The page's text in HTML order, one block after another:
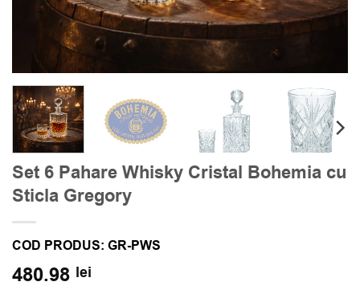
Set 6 Pahare Whisky Cristal Bohemia cu
Sticla Gregory
COD PRODUS: GR-PWS
480.98 lei